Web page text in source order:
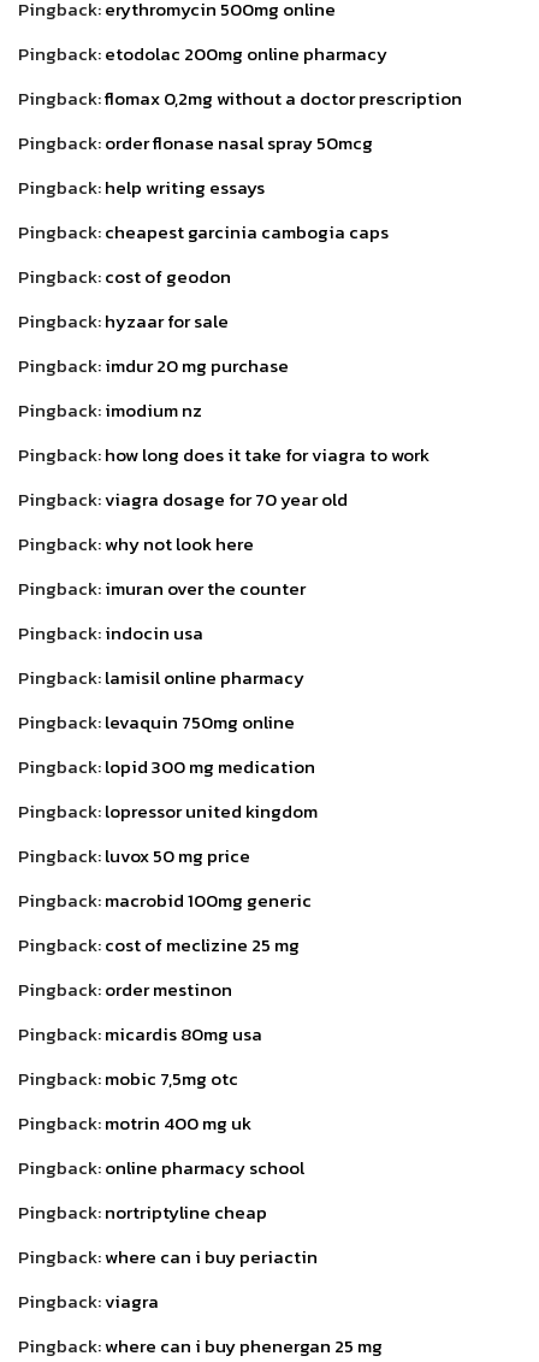
Pingback:erythromycin 500mg online
Pingback:etodolac 200mg online pharmacy
Pingback:flomax 0,2mg without a doctor prescription
Pingback:order flonase nasal spray 50mcg
Pingback:help writing essays
Pingback:cheapest garcinia cambogia caps
Pingback:cost of geodon
Pingback:hyzaar for sale
Pingback:imdur 20 mg purchase
Pingback:imodium nz
Pingback:how long does it take for viagra to work
Pingback:viagra dosage for 70 year old
Pingback:why not look here
Pingback:imuran over the counter
Pingback:indocin usa
Pingback:lamisil online pharmacy
Pingback:levaquin 750mg online
Pingback:lopid 300 mg medication
Pingback:lopressor united kingdom
Pingback:luvox 50 mg price
Pingback:macrobid 100mg generic
Pingback:cost of meclizine 25 mg
Pingback:order mestinon
Pingback:micardis 80mg usa
Pingback:mobic 7,5mg otc
Pingback:motrin 400 mg uk
Pingback:online pharmacy school
Pingback:nortriptyline cheap
Pingback:where can i buy periactin
Pingback:viagra
Pingback:where can i buy phenergan 25 mg